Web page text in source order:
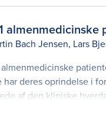
almenmedicinske
Bach Jensen, Lars
almenmedicinske
har deres oprindelse i
af den kliniske